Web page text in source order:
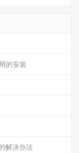
的安装
解决办法